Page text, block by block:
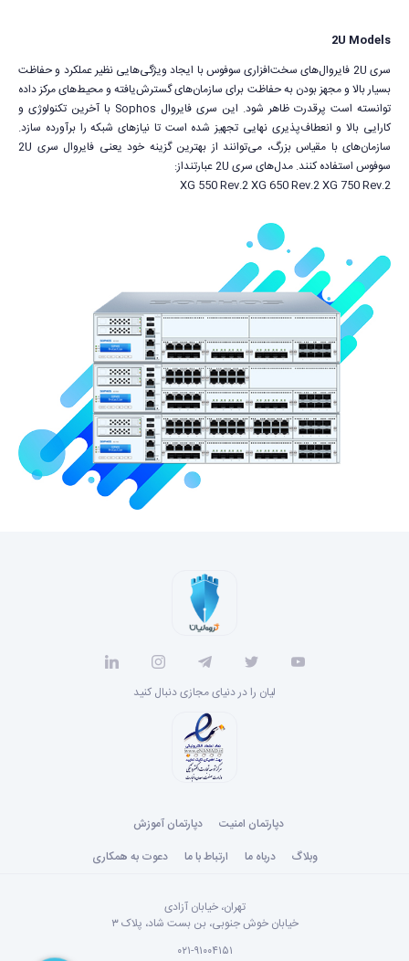
2U Models
سری 2U فایروال‌های سخت‌افزاری سوفوس با ایجاد ویژگی‌هایی نظیر عملکرد و حفاظت
بسیار بالا و مجهز بودن به حفاظت برای سازمان‌های گسترش‌یافته و محیط‌های مرکز داده
توانسته است پرقدرت ظاهر شود. این سری فایروال Sophos با آخرین تکنولوژی و
کارایی بالا و انعطاف‌پذیری نهایی تجهیز شده است تا نیازهای شبکه را برآورده سازد.
سازمان‌های با مقیاس بزرگ، می‌توانند از بهترین گزینه خود یعنی فایروال سری 2U
سوفوس استفاده کنند. مدل‌های سری 2U عبارتنداز:
XG 550 Rev.2 XG 650 Rev.2 XG 750 Rev.2
دپارتمان امنیت دپارتمان آموزش
لیان را در دنیای مجازی دنبال کنید
وبلاگ درباه ما ارتباط با ما دعوت به همکاری
تهران، خیابان آزادی
خیابان خوش جنوبی، بن بست شاد، پلاک ۳
۰۲۱-۹۱۰۰۴۱۵۱